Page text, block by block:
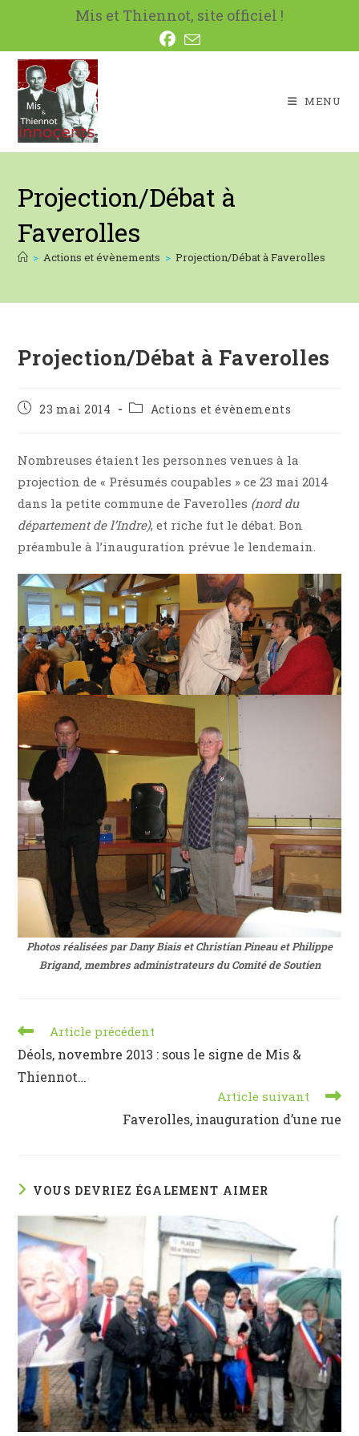
content
Mis et Thiennot, site officiel !
MENU
Projection/Débat à
Faverolles
> Actions et évènements > Projection/Débat à Faverolles
Projection/Débat à Faverolles
Publication
23 mai 2014
PostActions et évènements
Nombreuses étaient les personnes venues à la
projection de « Présumés coupables » ce 23 mai 2014
dans la petite commune de Faverolles (nord du
département de l’Indre), et riche fut le débat. Bon
préambule à l’inauguration prévue le lendemain.
Photos réalisées par Dany Biais et Christian Pineau et Philippe
Brigand, membres administrateurs du Comité de Soutien
Read
articles
Article précédent
Déols, novembre 2013 : sous le signe de Mis &
Thiennot…
Article suivant
Faverolles, inauguration d’une rue
VOUS DEVRIEZ ÉGALEMENT AIMER